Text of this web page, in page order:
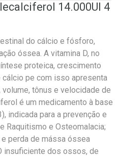
14.000UI 4
do cálcio e fósforo,
óssea. A vitamina D, no
proteica, crescimento
pe com isso apresenta
tônus e velocidade de
é um medicamento à base
indicada para a prevenção e
Raquitismo e Osteomalacia;
perda de mássa óssea
insuficiente dos ossos, de